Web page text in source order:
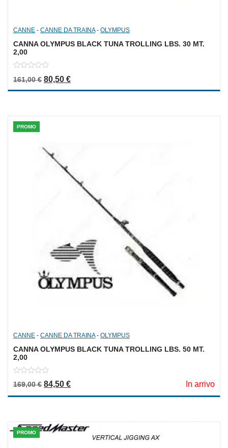
CANNE - CANNE DA TRAINA- OLYMPUS
CANNA OLYMPUS BLACK TUNA TROLLING LBS. 30 MT.
2,00
out
161,00€ Il prezzo originale era: 161,00 €.
80,50 €Il prezzo attuale è: 80,50 €.
PROMO
CANNE - CANNE DA TRAINA- OLYMPUS
CANNA OLYMPUS BLACK TUNA TROLLING LBS. 50 MT.
2,00
out
169,00€ Il prezzo originale era: 169,00 €.
84,50 €Il prezzo attuale è: 84,50 €. In arrivo
PROMO